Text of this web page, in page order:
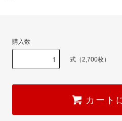
購入数
式（2,700枚）
カート